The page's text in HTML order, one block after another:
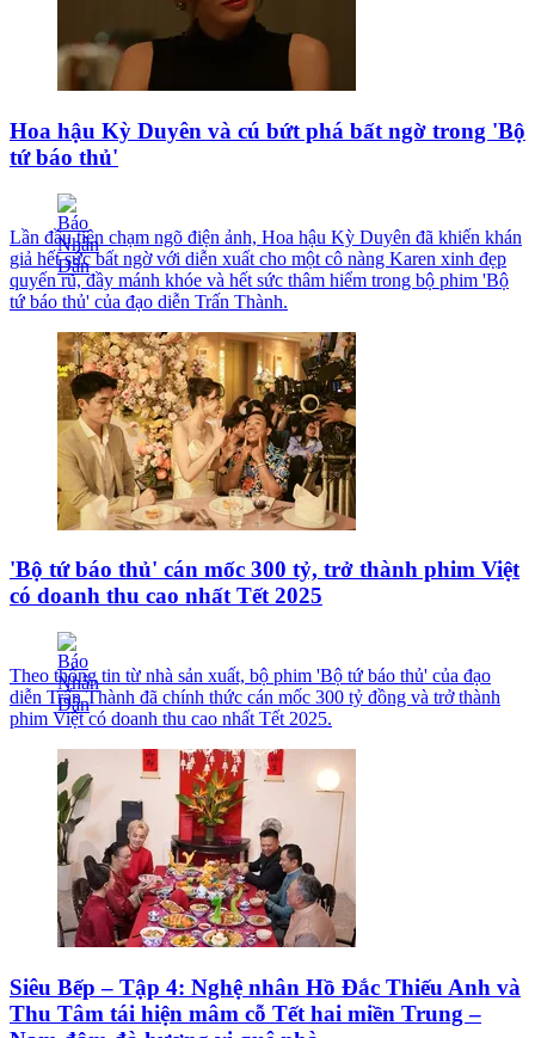
Hoa hậu Kỳ Duyên và cú bứt phá bất ngờ trong 'Bộ
tứ báo thủ'
Lần đầu tiên chạm ngõ điện ảnh, Hoa hậu Kỳ Duyên đã khiến khán
giả hết sức bất ngờ với diễn xuất cho một cô nàng Karen xinh đẹp
quyến rũ, đầy mánh khóe và hết sức thâm hiểm trong bộ phim 'Bộ
tứ báo thủ' của đạo diễn Trấn Thành.
'Bộ tứ báo thủ' cán mốc 300 tỷ, trở thành phim Việt
có doanh thu cao nhất Tết 2025
Theo thông tin từ nhà sản xuất, bộ phim 'Bộ tứ báo thủ' của đạo
diễn Trấn Thành đã chính thức cán mốc 300 tỷ đồng và trở thành
phim Việt có doanh thu cao nhất Tết 2025.
Siêu Bếp – Tập 4: Nghệ nhân Hồ Đắc Thiếu Anh và
Thu Tâm tái hiện mâm cỗ Tết hai miền Trung –